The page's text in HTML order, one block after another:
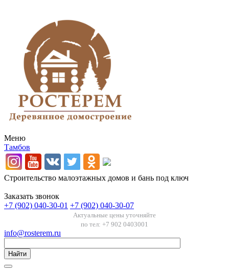
Меню
Тамбов
Строительство малоэтажных домов и бань под ключ
Заказать звонок
+7 (902) 040-30-01 +7 (902) 040-30-07
Актуальные цены уточняйте
по тел: +7 902 0403001
info@rosterem.ru
Найти